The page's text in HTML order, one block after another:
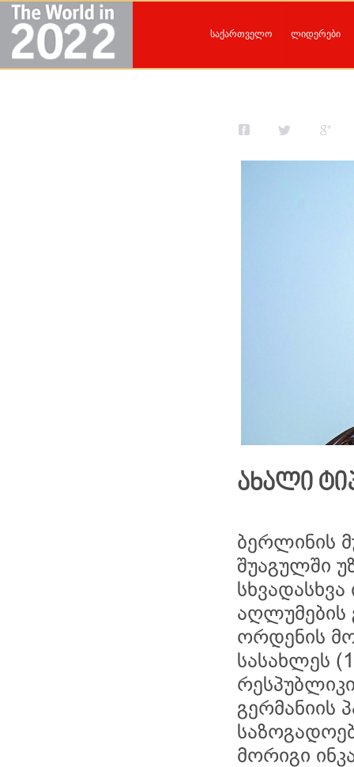
საქართველო ლიდერები
ახალი
ბერლინის
შუაგულში
ორდენის
სასახლეს
გერმანიის
მორიგი